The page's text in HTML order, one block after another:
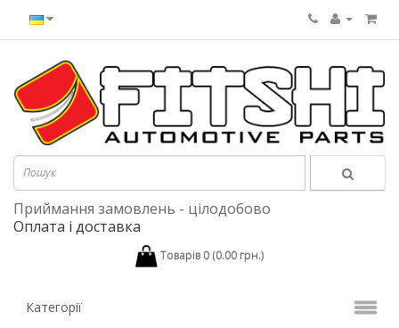
Приймання замовлень - цілодобово
Оплата і доставка
Товарів 0 (0.00 грн.)
Категорії